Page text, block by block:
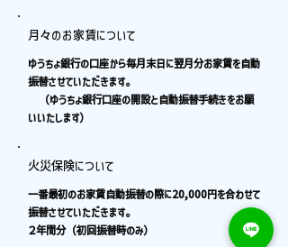
月々のお家賃について
ゆうちょ銀行の口座から毎月末日に翌月分お家賃を自動
振替させていただきます。
（ゆうちょ銀行口座の開設と自動振替手続きをお願
いいたします）
火災保険について
一番最初のお家賃自動振替の際に20,000円を合わせて
振替させていただきます。
２年間分（初回振替時のみ）